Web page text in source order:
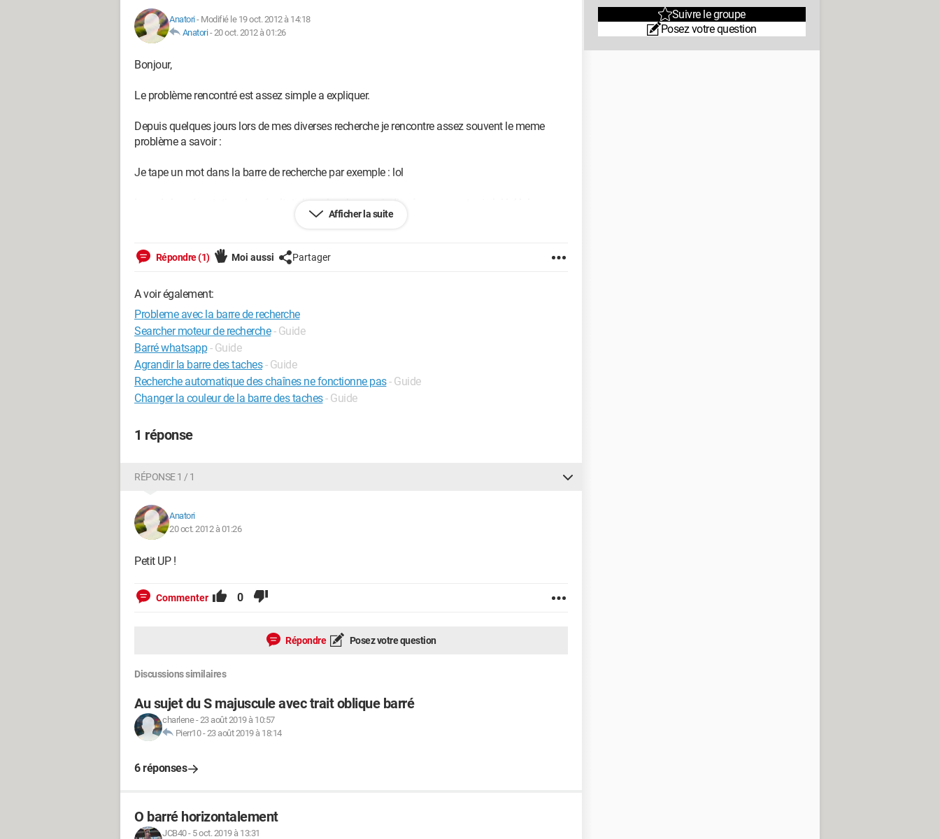
Anatori- Modifié le 19 oct. 2012 à 14:18
Anatori-20 oct. 2012 à 01:26
Bonjour,
Le problème rencontré est assez simple a expliquer.
Depuis quelques jours lors de mes diverses recherche je rencontre assez souvent le meme
problème a savoir :
Je tape un mot dans la barre de recherche par exemple : lol
Lors de la présentation des résultats la recherche sera indiquée comme etant : lol lol lol
Si quelqu'un pouvait m'aider a me débaraser de ce souci je lui en serait gré !
Merci a vous.
Afficher la suite
Répondre (1) Moi aussi Partager
A voir également:
Probleme avec la barre de recherche
Searcher moteur de recherche - Guide
Barré whatsapp - Guide
Agrandir la barre des taches - Guide
Recherche automatique des chaînes ne fonctionne pas- Guide
Changer la couleur de la barre des taches- Guide
1 réponse
RÉPONSE 1 / 1
Anatori
20 oct. 2012 à 01:26
Petit UP !
Commenter 0
Répondre Posez votre question
Discussions similaires
Au sujet du S majuscule avec trait oblique barré
charlene-23 août 2019 à 10:57
Pierr10-23 août 2019 à 18:14
6 réponses
O barré horizontalement
JCB40- 5 oct. 2019 à 13:31
Suivre le groupe
Posez votre question